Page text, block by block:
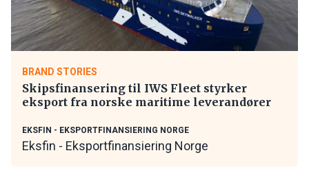
BRAND STORIES
Skipsfinansering til IWS Fleet styrker
eksport fra norske maritime leverandører
EKSFIN - EKSPORTFINANSIERING NORGE
Eksfin - Eksportfinansiering Norge